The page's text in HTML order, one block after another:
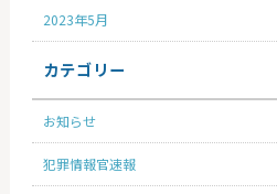
2023年5月
カテゴリー
お知らせ
犯罪情報官速報